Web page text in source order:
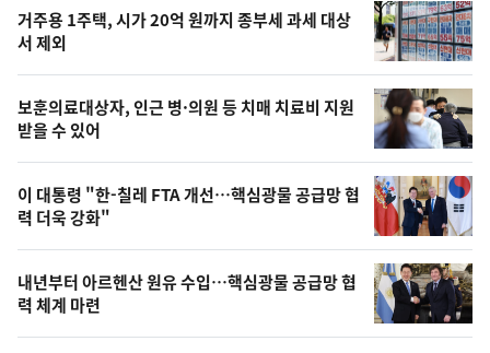
늘
의
영
상
오
늘
사
진
거주용 1주택, 시가 20억 원까지 종부세 과세 대상
서 제외
보훈의료대상자, 인근 병·의원 등 치매 치료비 지원
받을 수 있어
이 대통령 "한-칠레 FTA 개선…핵심광물 공급망 협
력 더욱 강화"
내년부터 아르헨산 원유 수입…핵심광물 공급망 협
력 체계 마련